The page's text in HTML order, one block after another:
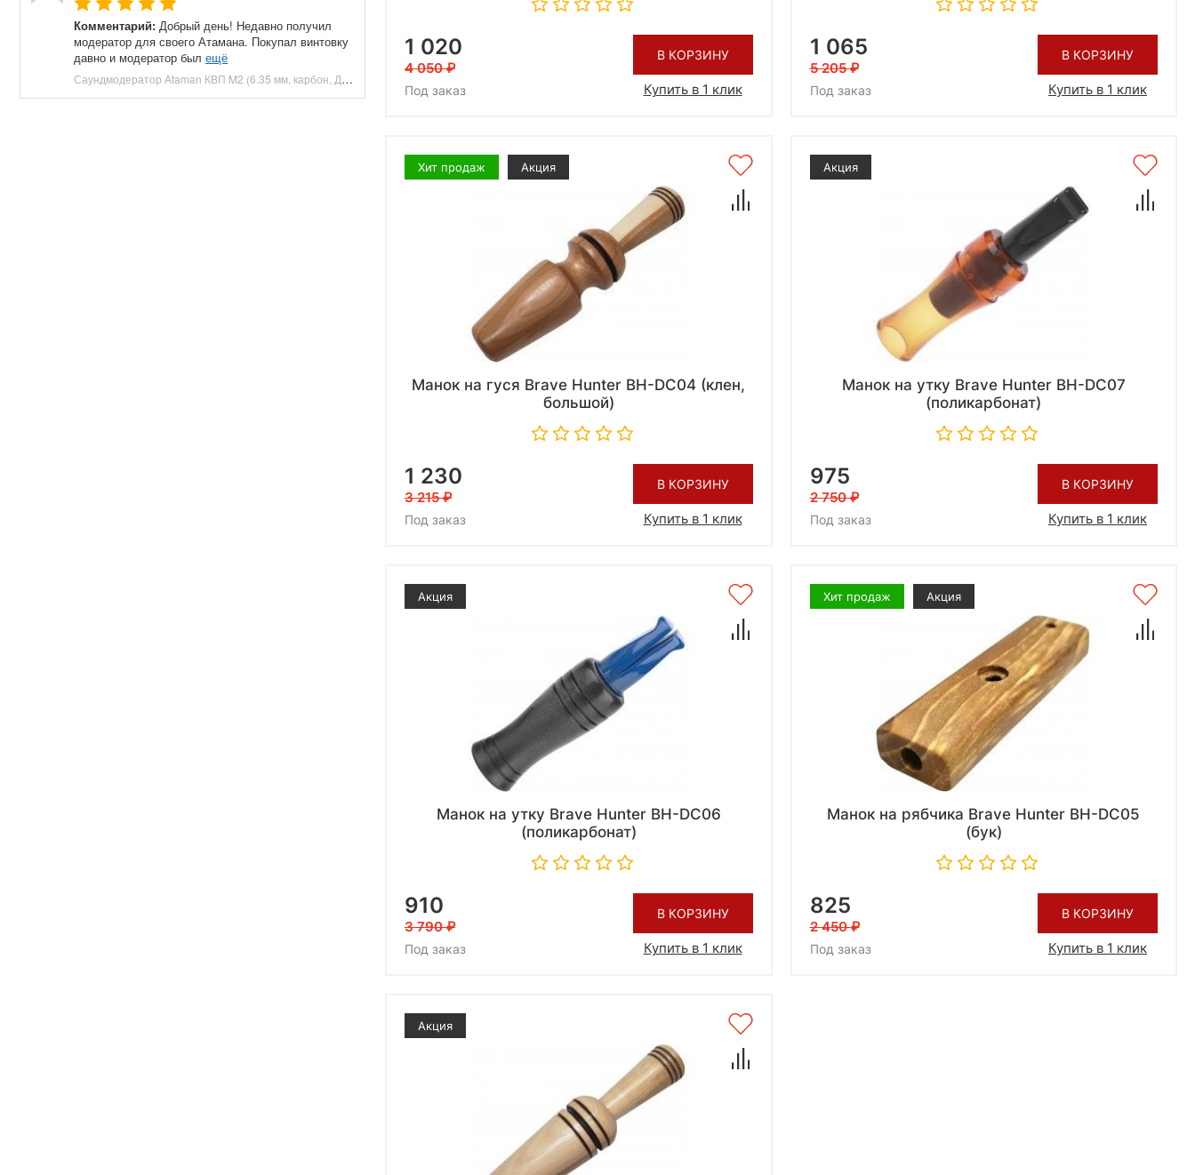
Комментарий: Добрый день! Недавно получил
модератор для своего Атамана. Покупал винтовку
давно и модератор был ещё
Саундмодератор Ataman КВП M2 (6.35 мм, карбон, ДТК) купить в Москве и СПБ, цена 12210 руб. Доставка по РФ!
1 020
4 050
Под заказ
В КОРЗИНУ
Купить в 1 клик
1 065
5 205
Под заказ
В КОРЗИНУ
Купить в 1 клик
Хит продаж Акция
Манок на гуся Brave Hunter BH-DC04 (клен,
большой)
1 230
3 215
Под заказ
В КОРЗИНУ
Купить в 1 клик
Акция
Манок на утку Brave Hunter BH-DC07
(поликарбонат)
975
2 750
Под заказ
В КОРЗИНУ
Купить в 1 клик
Акция
Манок на утку Brave Hunter BH-DC06
(поликарбонат)
910
3 790
Под заказ
В КОРЗИНУ
Купить в 1 клик
Хит продаж Акция
Манок на рябчика Brave Hunter BH-DC05
(бук)
825
2 450
Под заказ
В КОРЗИНУ
Купить в 1 клик
Акция